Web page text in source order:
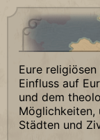
Eure
Einfluss auf
und dem
Möglichkeiten,
Städten und